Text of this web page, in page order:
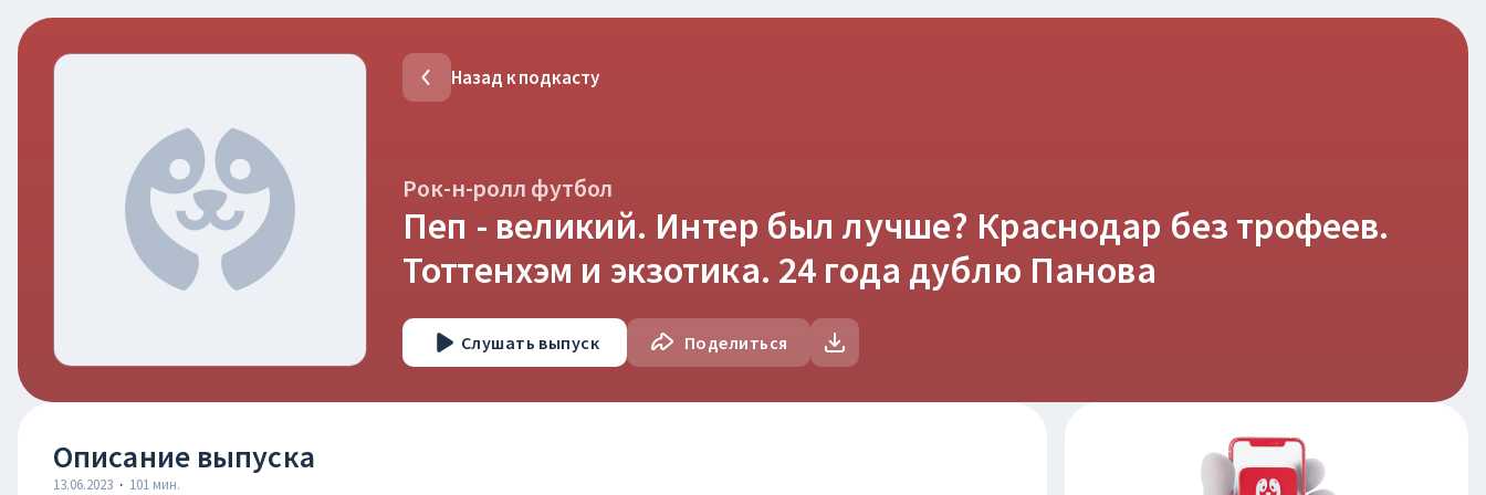
Назад к подкасту
Рок-н-ролл футбол
Пеп - великий. Интер был лучше? Краснодар без трофеев.
Тоттенхэм и экзотика. 24 года дублю Панова
Слушать выпуск Поделиться
Описание выпуска
13.06.2023 · 101 мин.